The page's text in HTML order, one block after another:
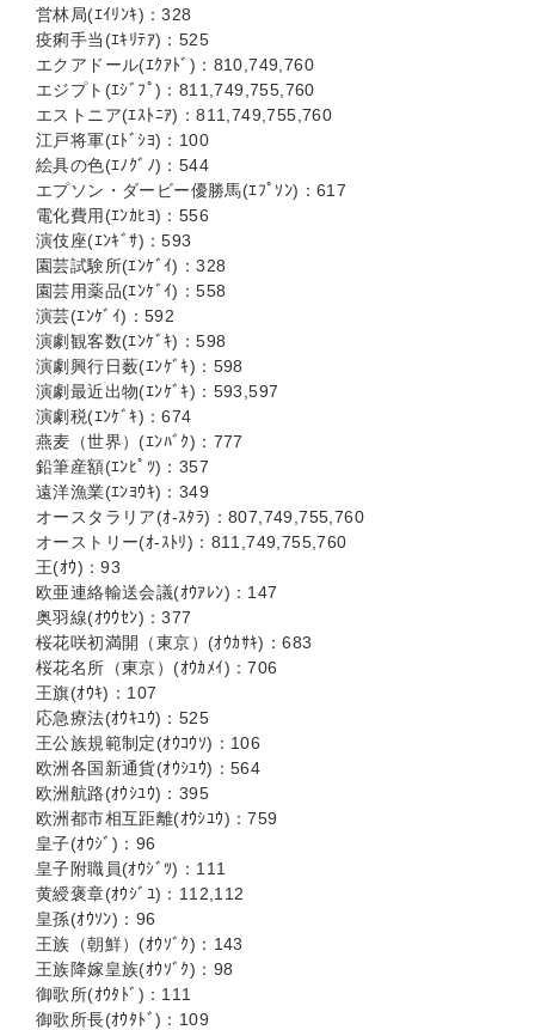
営林局(ｴｲﾘﾝｷ)：328
疫痢手当(ｴｷﾘﾃｱ)：525
エクアドール(ｴｸｱﾄﾞ)：810,749,760
エジプト(ｴｼﾞﾌﾟ)：811,749,755,760
エストニア(ｴｽﾄﾆｱ)：811,749,755,760
江戸将軍(ｴﾄﾞｼﾖ)：100
絵具の色(ｴﾉｸﾞﾉ)：544
エプソン・ダービー優勝馬(ｴﾌﾟｿﾝ)：617
電化費用(ｴﾝｶﾋﾖ)：556
演伎座(ｴﾝｷﾞｻ)：593
園芸試験所(ｴﾝｹﾞｲ)：328
園芸用薬品(ｴﾝｹﾞｲ)：558
演芸(ｴﾝｹﾞｲ)：592
演劇観客数(ｴﾝｹﾞｷ)：598
演劇興行日薮(ｴﾝｹﾞｷ)：598
演劇最近出物(ｴﾝｹﾞｷ)：593,597
演劇税(ｴﾝｹﾞｷ)：674
燕麦（世界）(ｴﾝﾊﾞｸ)：777
鉛筆産額(ｴﾝﾋﾟﾂ)：357
遠洋漁業(ｴﾝﾖｳｷ)：349
オースタラリア(ｵ-ｽﾀﾗ)：807,749,755,760
オーストリー(ｵ-ｽﾄﾘ)：811,749,755,760
王(ｵｳ)：93
欧亜連絡輸送会議(ｵｳｱﾚﾝ)：147
奥羽線(ｵｳｳｾﾝ)：377
桜花咲初満開（東京）(ｵｳｶｻｷ)：683
桜花名所（東京）(ｵｳｶﾒｲ)：706
王旗(ｵｳｷ)：107
応急療法(ｵｳｷﾕｳ)：525
王公族規範制定(ｵｳｺｳｿ)：106
欧洲各国新通貨(ｵｳｼﾕｳ)：564
欧洲航路(ｵｳｼﾕｳ)：395
欧洲都市相互距離(ｵｳｼﾕｳ)：759
皇子(ｵｳｼﾞ)：96
皇子附職員(ｵｳｼﾞﾂ)：111
黄綬褒章(ｵｳｼﾞﾕ)：112,112
皇孫(ｵｳｿﾝ)：96
王族（朝鮮）(ｵｳｿﾞｸ)：143
王族降嫁皇族(ｵｳｿﾞｸ)：98
御歌所(ｵｳﾀﾄﾞ)：111
御歌所長(ｵｳﾀﾄﾞ)：109